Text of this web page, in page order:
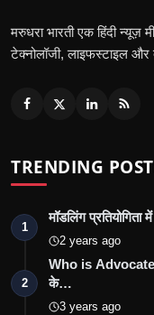
मरुधरा भारती एक हिंदी न्यूज़
टेक्नोलॉजी, लाइफस्टाइल
TRENDING
1
मॉडलिंग
2 years ago
2
Who is Advocate
के…
3 years ago